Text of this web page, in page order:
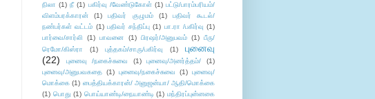
நிலா (1) நீ (1) பகிர்வு /வேண்டுகோள் (1) பட்டு/பாரம்பரியம்/
விளம்பரக்காரன்
(1) பதிவர் குழுமம் (1)
பதிவர் கூடல்/
நண்பர்கள் வட்டம் (1) பதிவர் சந்திப்பு (1) பா.ரா /பகிர்வு (1)
பார்வை/சார்லி
(1) பாவனை (1) பிரஷர்/அனுபவம் (1) பீரு/
ரெமோ/கிஸ்ரா
(1) புத்தகம்/சாரு/பகிர்வு (1)
புனைவு
(22)
புனைவு /நகைச்சுவை (1) புனைவு/அனர்த்தம்/
(1)
புனைவு/அனுபவகதை (1) புனைவு/நகைச்சுவை (1) புனைவு/
மொக்கை (1) பைத்தியக்காரன்/ அனுஜன்யா/ ஆதி/மொக்கை
(1) பொது (1) பொய்யாண்டி/நையாண்டி (1) மந்திரப்புன்னகை